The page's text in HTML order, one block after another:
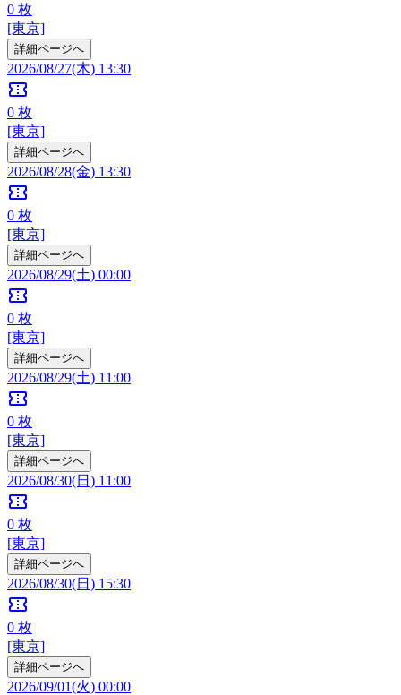
0 枚
[東京]
詳細ページへ
2026/08/27(木) 13:30
confirmation_number
0 枚
[東京]
詳細ページへ
2026/08/28(金) 13:30
confirmation_number
0 枚
[東京]
詳細ページへ
2026/08/29(土) 00:00
confirmation_number
0 枚
[東京]
詳細ページへ
2026/08/29(土) 11:00
confirmation_number
0 枚
[東京]
詳細ページへ
2026/08/30(日) 11:00
confirmation_number
0 枚
[東京]
詳細ページへ
2026/08/30(日) 15:30
confirmation_number
0 枚
[東京]
詳細ページへ
2026/09/01(火) 00:00